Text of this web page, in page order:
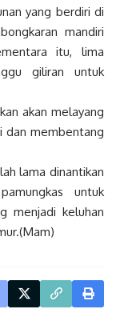
yang berdiri di
mandiri
itu, lima
giliran untuk
akan melayang
dan membentang
lama dinantikan
untuk
menjadi keluhan